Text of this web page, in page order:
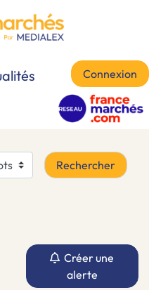
Connexion
Rechercher
Créer une
alerte